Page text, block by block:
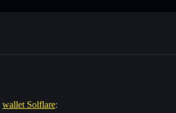
wallet Solflare: